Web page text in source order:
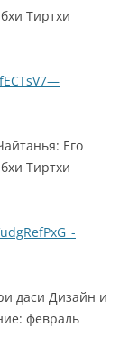
Тиртхи
Его
Тиртхи
даси Дизайн и
февраль